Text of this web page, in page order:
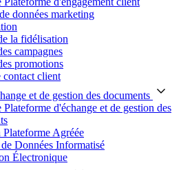
données marketing
la fidélisation
campagnes
promotions
contact client
et de gestion des documents
Plateforme d'échange et de gestion des
Plateforme Agréée
Données Informatisé
Électronique